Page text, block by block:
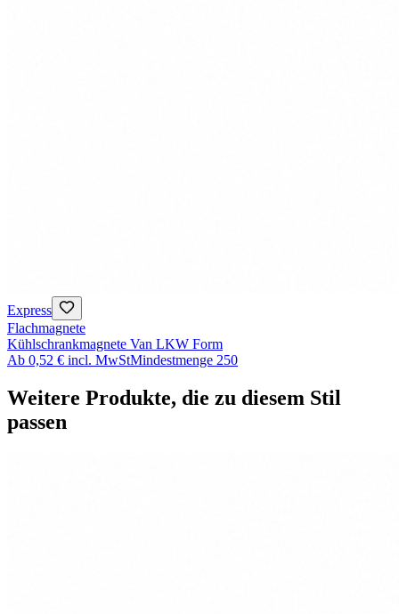
Express
Flachmagnete
Kühlschrankmagnete Van LKW Form
Ab 0,52 € incl. MwStMindestmenge 250
Weitere Produkte, die zu diesem Stil
passen